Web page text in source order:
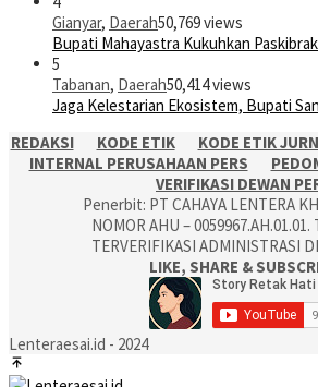
Gianyar, Daerah50,769 views
Bupati Mahayastra Kukuhkan
5
Tabanan, Daerah50,414 views
Jaga Kelestarian Ekosistem, Bupati
REDAKSI
KODE ETIK KODE ETIK
INTERNAL PERUSAHAAN PERS
VERIFIKASI DEWAN
Penerbit: PT CAHAYA LENTERA
NOMOR AHU – 0059967.AH.01.01.
TERVERIFIKASI ADMINISTRASI
LIKE, SHARE &
Lenteraesai.id - 2024